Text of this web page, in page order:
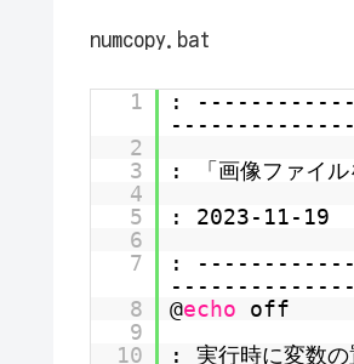
numcopy.bat
1
:
2
3
: 「画像ファイル
4
5
: 2023-11-19
6
7
:
8
@echo
off
9
10
: 実行時に変数の